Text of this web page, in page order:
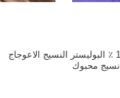
مينكي الطفل 100 ٪ البوليستر النسيج الاعوجاج
نسيج محبوك